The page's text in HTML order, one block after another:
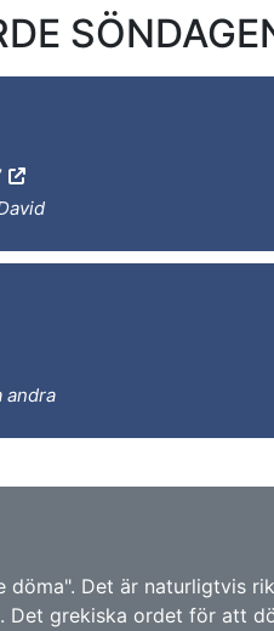
andra
döma". Det är naturligtvis
Det grekiska ordet för att